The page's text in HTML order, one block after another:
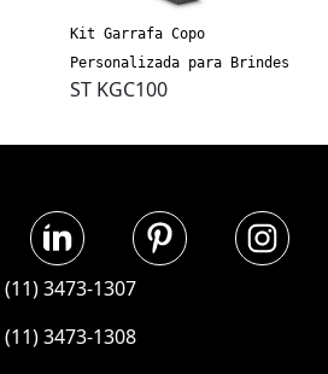
Kit Garrafa Copo
Personalizada para Brindes
ST KGC100
(11) 3473-1307
(11) 3473-1308